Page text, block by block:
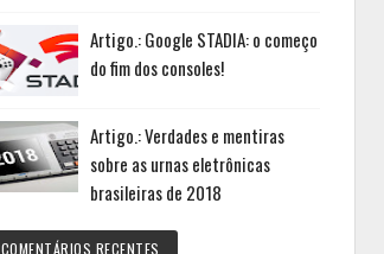
Artigo.: Google STADIA: o começo
do fim dos consoles!
Artigo.: Verdades e mentiras
sobre as urnas eletrônicas
brasileiras de 2018
COMENTÁRIOS RECENTES